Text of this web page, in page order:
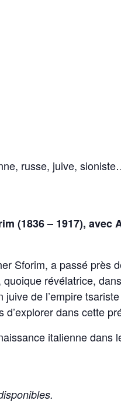
russe, juive,
(1836 – 1917), avec
Sforim, a passé près
révélatrice,
de l’empire
dans cette
italienne dans